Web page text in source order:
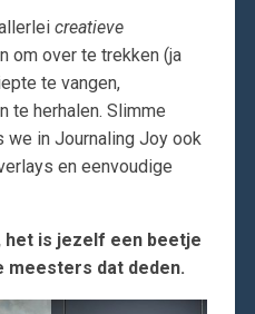
creatieve
om over te trekken (ja
te vangen,
te herhalen. Slimme
in Journaling Joy ook
en eenvoudige
het is jezelf een beetje
meesters dat deden.